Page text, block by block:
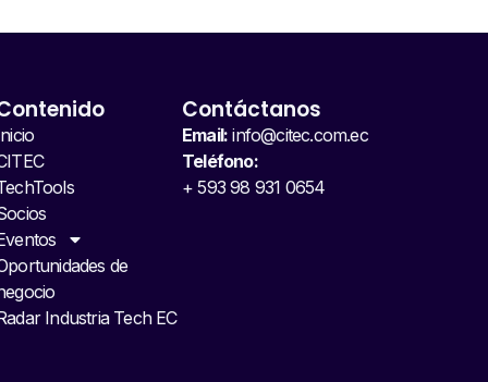
de
Industria Tech EC
Contáctanos
Email: info@citec.com.ec
Teléfono:
+ 593 98 931 0654